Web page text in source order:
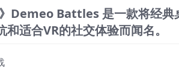
Demeo Battles 是一款将经典
适合VR的社交体验而闻名。